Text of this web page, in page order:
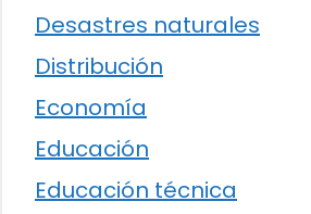
Desastres naturales
Distribución
Economía
Educación
Educación técnica